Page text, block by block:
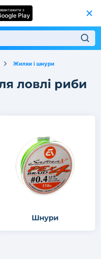
з
Play
Жилки і шнури
ловлі риби
Шнури